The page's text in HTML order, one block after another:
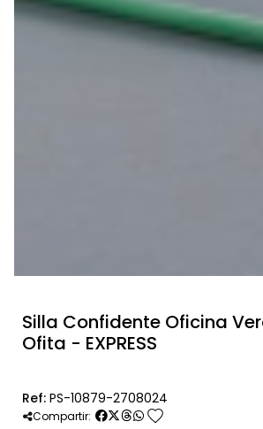
Silla Confidente Oficina
Ofita - EXPRESS
Ref: PS-10879-2708024
Compartir: favorite